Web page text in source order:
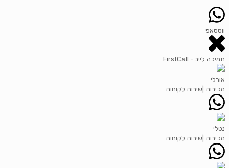
ווטסאפ
FirstCall - תמיכה לייב
אורלי
מכירות |שירות לקוחות
נטלי
מכירות |שירות לקוחות